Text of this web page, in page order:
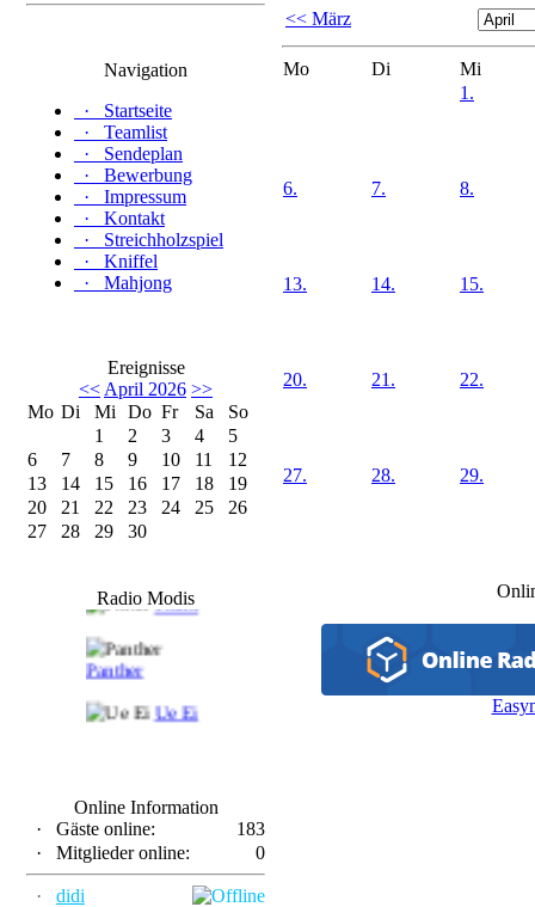
Navigation
·
Startseite
·
Teamlist
·
Sendeplan
·
Bewerbung
·
Impressum
·
Kontakt
·
Streichholzspiel
·
Kniffel
·
Mahjong
Ereignisse
<< April 2026 >>
Mo Di Mi Do Fr Sa
So
1
2 3 4
5
6
7 8 9 10 11
12
13
14 15 16 17 18
19
20
21 22 23 24 25
26
27
28 29 30
Radio Modis
Frank
Panther
Ue Ei
Online Information
·
Gäste online:
183
·
Mitglieder online: 0
·
didi
<< März
Mo Di
Mi
1.
6. 7. 8.
13. 14. 15.
20. 21. 22.
27. 28. 29.